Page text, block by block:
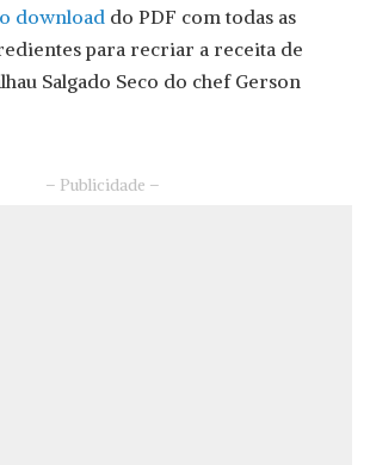
download do PDF com todas as
para recriar a receita de
Salgado Seco do chef Gerson
– Publicidade –